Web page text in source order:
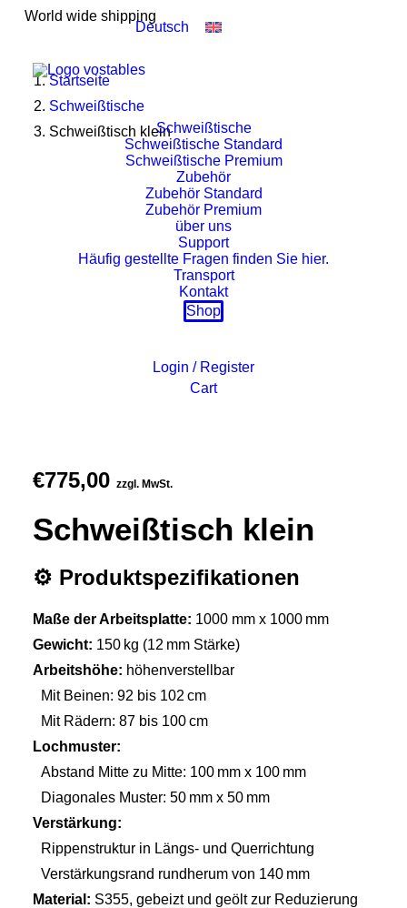
World wide shipping
Deutsch
Schweißtische
Schweißtische Standard
Schweißtische Premium
Zubehör
Zubehör Standard
Zubehör Premium
über uns
Support
Häufig gestellte Fragen finden Sie hier.
Transport
Kontakt
Shop
Login / Register
Cart
Startseite
Schweißtische
Schweißtisch klein
€775,00 zzgl. MwSt.
Schweißtisch klein
⚙️ Produktspezifikationen
Maße der Arbeitsplatte: 1000 mm x 1000 mm
Gewicht: 150 kg (12 mm Stärke)
Arbeitshöhe: höhenverstellbar
Mit Beinen: 92 bis 102 cm
Mit Rädern: 87 bis 100 cm
Lochmuster:
Abstand Mitte zu Mitte: 100 mm x 100 mm
Diagonales Muster: 50 mm x 50 mm
Verstärkung:
Rippenstruktur in Längs- und Querrichtung
Verstärkungsrand rundherum von 140 mm
Material: S355, gebeizt und geölt zur Reduzierung